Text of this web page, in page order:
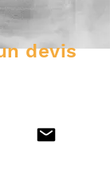
devis